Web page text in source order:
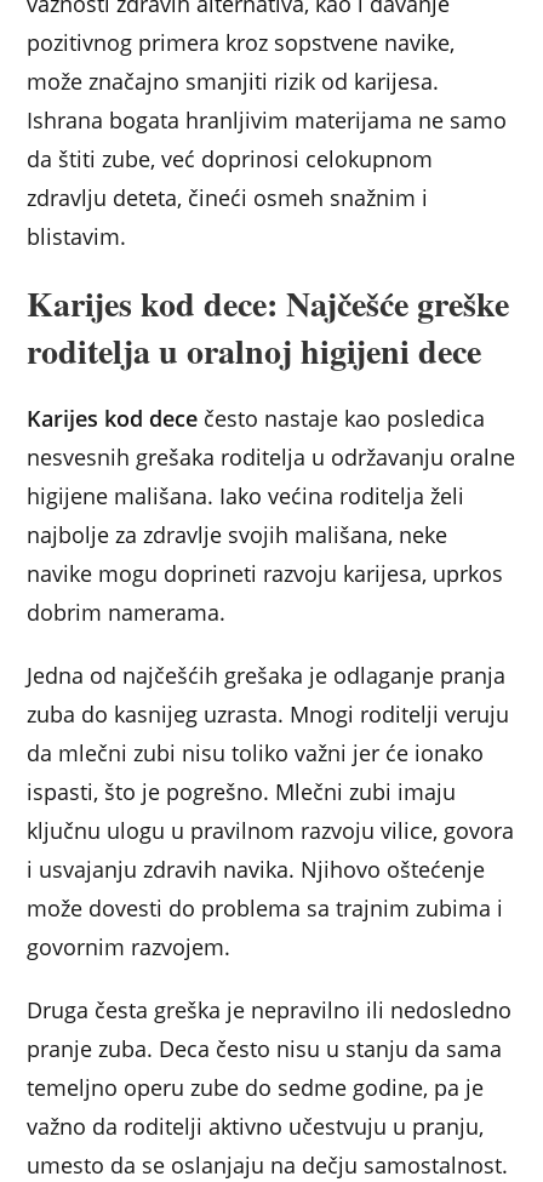
pozitivnog primera kroz sopstvene navike,
može značajno smanjiti rizik od karijesa.
Ishrana bogata hranljivim materijama ne samo
da štiti zube, već doprinosi celokupnom
zdravlju deteta, čineći osmeh snažnim i
blistavim.
Karijes kod dece: Najčešće greške
roditelja u oralnoj higijeni dece
Karijes kod dece često nastaje kao posledica
nesvesnih grešaka roditelja u održavanju oralne
higijene mališana. Iako većina roditelja želi
najbolje za zdravlje svojih mališana, neke
navike mogu doprineti razvoju karijesa, uprkos
dobrim namerama.
Jedna od najčešćih grešaka je odlaganje pranja
zuba do kasnijeg uzrasta. Mnogi roditelji veruju
da mlečni zubi nisu toliko važni jer će ionako
ispasti, što je pogrešno. Mlečni zubi imaju
ključnu ulogu u pravilnom razvoju vilice, govora
i usvajanju zdravih navika. Njihovo oštećenje
može dovesti do problema sa trajnim zubima i
govornim razvojem.
Druga česta greška je nepravilno ili nedosledno
pranje zuba. Deca često nisu u stanju da sama
temeljno operu zube do sedme godine, pa je
važno da roditelji aktivno učestvuju u pranju,
umesto da se oslanjaju na dečju samostalnost.